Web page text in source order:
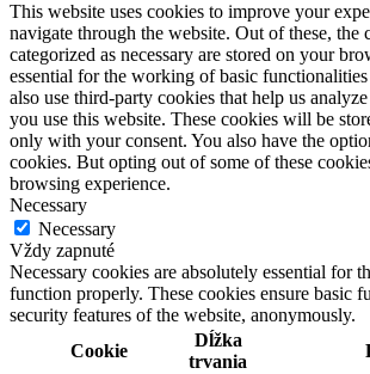
This website uses cookies to improve your
navigate through the website. Out of these, the
categorized as necessary are stored on your
essential for the working of basic
also use third-party cookies that help us
you use this website. These cookies will be
only with your consent. You also have the
cookies. But opting out of some of these
browsing experience.
Necessary
Necessary
Vždy zapnuté
Necessary cookies are absolutely essential for
function properly. These cookies ensure basic
security features of the website, anonymously.
Cookie
Dĺžka
trvania